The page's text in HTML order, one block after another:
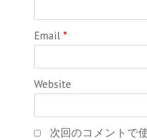
Email *
Website
次回のコメントで